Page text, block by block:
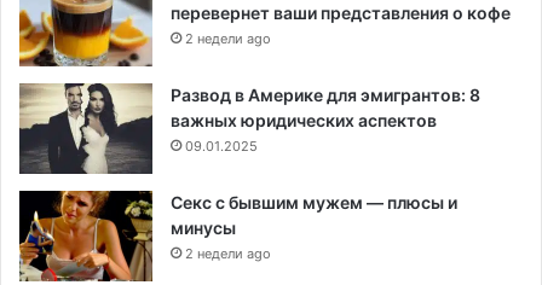
перевернет ваши представления о кофе
2 недели ago
Развод в Америке для эмигрантов: 8
важных юридических аспектов
09.01.2025
Секс с бывшим мужем — плюсы и
минусы
2 недели ago